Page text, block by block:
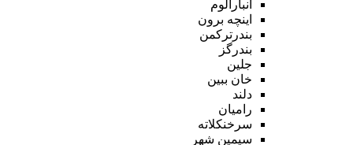
انبارآلوم
اینچه برون
بندرترکمن
بندرگز
جلین
خان ببین
دلند
رامیان
سرخنکلاته
سیمین شهر